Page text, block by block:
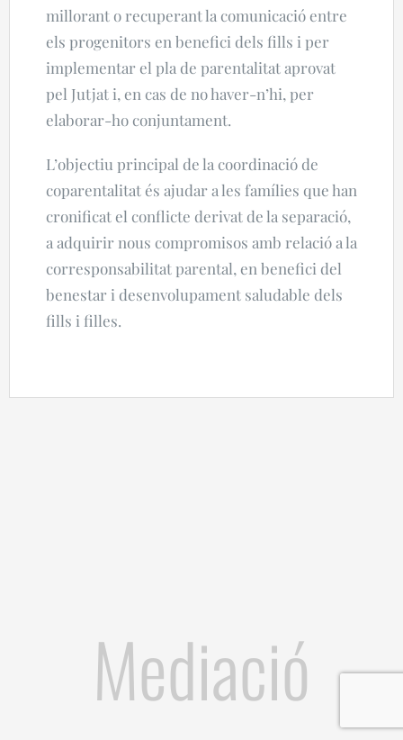
millorant o recuperant la comunicació entre
els progenitors en benefici dels fills i per
implementar el pla de parentalitat aprovat
pel Jutjat i, en cas de no haver-n’hi, per
elaborar-ho conjuntament.
L’objectiu principal de la coordinació de
coparentalitat és ajudar a les famílies que han
cronificat el conflicte derivat de la separació,
a adquirir nous compromisos amb relació a la
corresponsabilitat parental, en benefici del
benestar i desenvolupament saludable dels
fills i filles.
Mediació